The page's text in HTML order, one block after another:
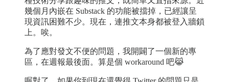
幾個月內嵌在 Substack 的功能被擋掉，已經讓呈
現資訊困難不少。現在，連推文本身都被登入牆鎖
上。唉。
為了應對發文不便的問題，我開闢了一個新的專
區，在週報最後面。算是個 workaround 吧😹